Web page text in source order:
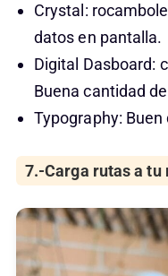
Crystal:
datos en pantalla.
Digital Dasboard:
Buena cantidad
Typography:
7.-Carga rutas a tu